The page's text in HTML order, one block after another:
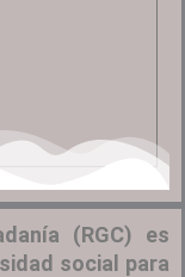
(RGC) es
social para